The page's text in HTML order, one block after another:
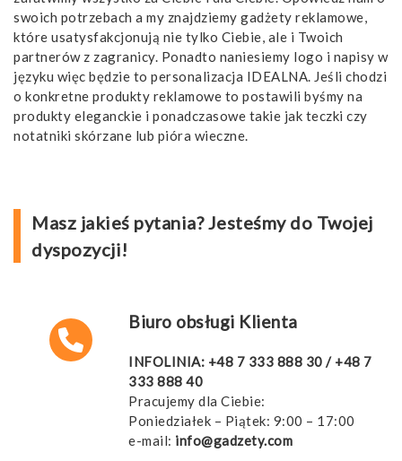
swoich potrzebach a my znajdziemy gadżety reklamowe,
które usatysfakcjonują nie tylko Ciebie, ale i Twoich
partnerów z zagranicy. Ponadto naniesiemy logo i napisy w
języku więc będzie to personalizacja IDEALNA. Jeśli chodzi
o konkretne produkty reklamowe to postawili byśmy na
produkty eleganckie i ponadczasowe takie jak teczki czy
notatniki skórzane lub pióra wieczne.
Masz jakieś pytania? Jesteśmy do Twojej
dyspozycji!
Biuro obsługi Klienta
INFOLINIA: +48 7 333 888 30 / +48 7
333 888 40
Pracujemy dla Ciebie:
Poniedziałek – Piątek: 9:00 – 17:00
e-mail: info@gadzety.com